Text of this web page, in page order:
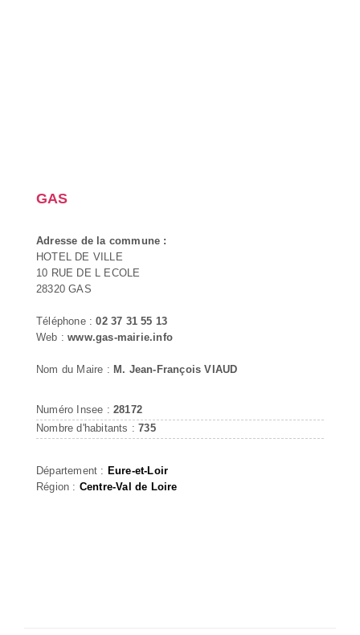
GAS
Adresse de la commune :
HOTEL DE VILLE
10 RUE DE L ECOLE
28320 GAS
Téléphone :02 37 31 55 13
Web :www.gas-mairie.info
Nom du Maire : M. Jean-François VIAUD
Numéro Insee : 28172
Nombre d'habitants :735
Département : Eure-et-Loir
Région : Centre-Val de Loire